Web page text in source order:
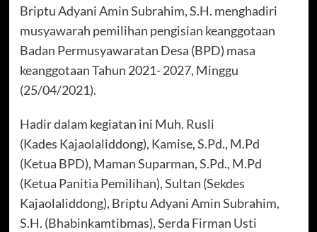
Briptu Adyani Amin Subrahim, S.H. menghadiri
musyawarah pemilihan pengisian keanggotaan
Badan Permusyawaratan Desa (BPD) masa
keanggotaan Tahun 2021- 2027, Minggu
(25/04/2021).
Hadir dalam kegiatan ini Muh. Rusli
(Kades Kajaolaliddong), Kamise, S.Pd., M.Pd
(Ketua BPD), Maman Suparman, S.Pd., M.Pd
(Ketua Panitia Pemilihan), Sultan (Sekdes
Kajaolaliddong), Briptu Adyani Amin Subrahim,
S.H. (Bhabinkamtibmas), Serda Firman Usti